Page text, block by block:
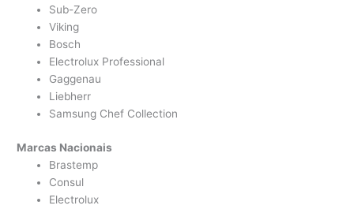
Sub-Zero
Viking
Bosch
Electrolux Professional
Gaggenau
Liebherr
Samsung Chef Collection
Marcas Nacionais
Brastemp
Consul
Electrolux